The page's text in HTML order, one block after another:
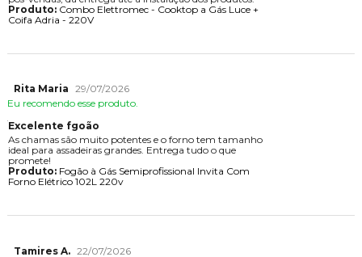
Produto:Combo Elettromec - Cooktop a Gás Luce +
Coifa Adria - 220V
Rita Maria 29/07/2026
Eu recomendo esse produto.
Excelente fgoão
As chamas são muito potentes e o forno tem tamanho
ideal para assadeiras grandes. Entrega tudo o que
promete!
Produto:Fogão à Gás Semiprofissional Invita Com
Forno Elétrico 102L 220v
Tamires A. 22/07/2026